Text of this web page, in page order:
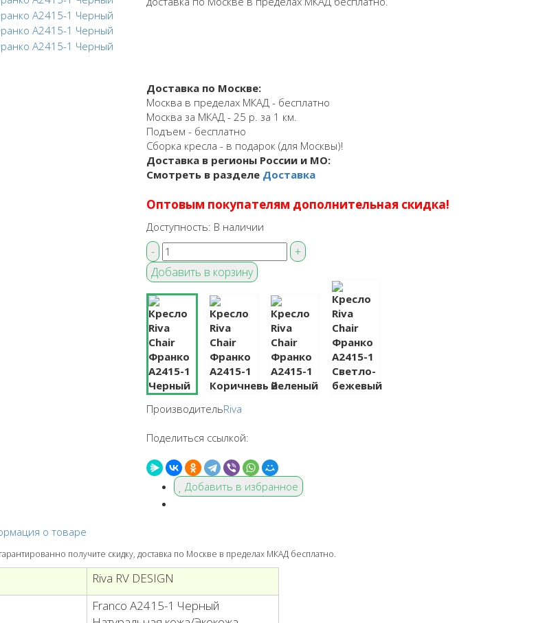
Доставка по Москве:
Москва в пределах МКАД - бесплатно
Москва за МКАД - 25 р. за 1 км.
Подъем - бесплатно
Сборка кресла - в подарок (для Москвы)!
Доставка в регионы России и МО:
Смотреть в разделе Доставка
Оптовым покупателям дополнительная скидка!
Доступность: В наличии
ПроизводительRiva
Поделиться ссылкой:
Добавить в избранное
о товаре
получите скидку, доставка по Москве в пределах МКАД бесплатно.
Riva RV DESIGN
Franco A2415-1 Черный